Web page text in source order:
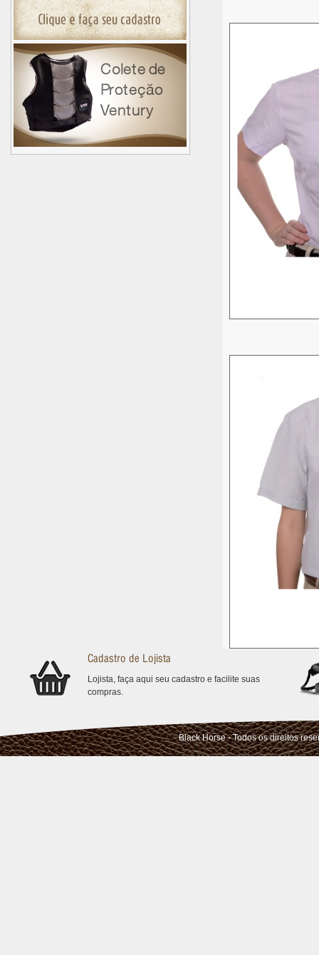
Cadastro de Lojista
Lojista, faça aqui seu cadastro e facilite suas
compras.
Black Horse - Todos os direitos